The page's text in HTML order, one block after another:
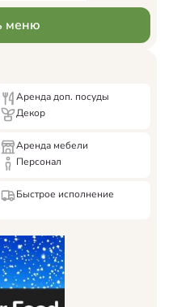
меню
Аренда доп. посуды
Декор
Аренда мебели
Персонал
Быстрое исполнение